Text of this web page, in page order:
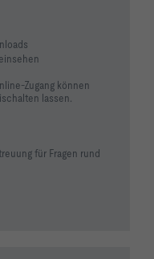
Zugang können
lassen.
für Fragen rund